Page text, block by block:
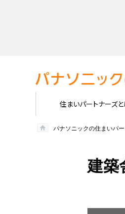
住まいパートナーズ
パナソニックの住まいパ
建築